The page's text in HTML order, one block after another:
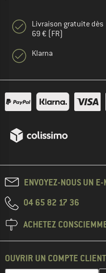
Livraison gratuite dès
69 € (FR)
Klarna
ENVOYEZ-NOUS UN
04 65 82 17 36
ACHETEZ
OUVRIR UN COMPTE CLIENT